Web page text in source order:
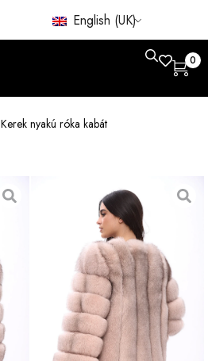
English (UK)
0
Kerek nyakú róka kabát